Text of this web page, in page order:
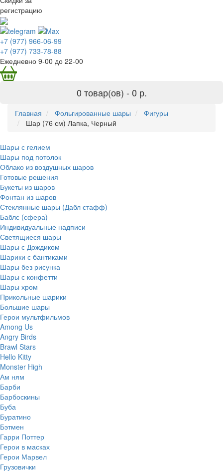
регистрацию
+7 (977) 966-06-99
+7 (977) 733-78-88
Ежедневно 9-00 до 22-00
0 товар(ов) - 0 р.
Главная Фольгированные шары
Фигуры
Шар (76 см) Лапка, Черный
Шары с гелием
Шары под потолок
Облако из воздушных шаров
Готовые решения
Букеты из шаров
Фонтан из шаров
Стеклянные шары (Дабл стафф)
Баблс (сфера)
Индивидуальные надписи
Светящиеся шары
Шары с Дождиком
Шарики с бантиками
Шары без рисунка
Шары с конфетти
Шары хром
Прикольные шарики
Большие шары
Герои мультфильмов
Among Us
Angry Birds
Brawl Stars
Hello Kitty
Monster High
Ам ням
Барби
Барбоскины
Буба
Буратино
Бэтмен
Гарри Поттер
Герои в масках
Герои Марвел
Грузовички